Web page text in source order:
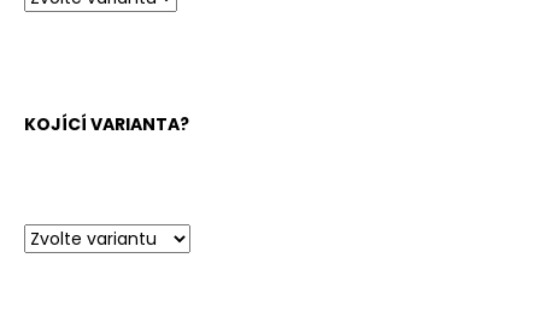
KOJÍCÍ VARIANTA?